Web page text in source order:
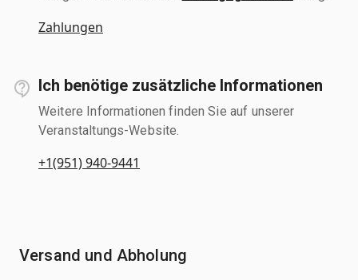
Zahlungen
Ich benötige zusätzliche Informationen
Weitere Informationen finden Sie auf unserer
Veranstaltungs-Website.
+1(951) 940-9441
Versand und Abholung